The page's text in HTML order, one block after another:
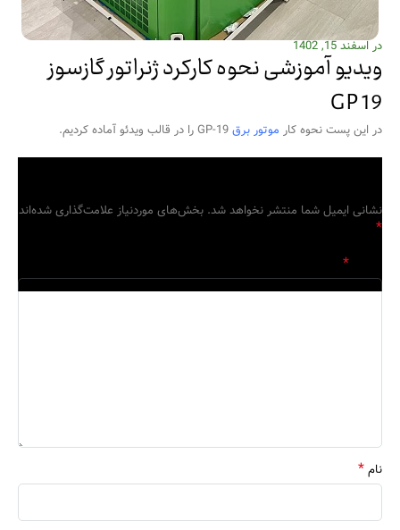
در اسفند 15, 1402
ویدیو آموزشی نحوه کارکرد ژنراتور گازسوز
GP 19
در این پست نحوه کار موتور برق
نشانی ایمیل شما منتشر نخواهد شد. بخش‌های موردنیاز علامت‌گذاری شده‌اند
*
*
نام*